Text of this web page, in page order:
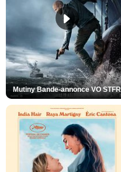
Mutiny Bande-annonce VO STFR